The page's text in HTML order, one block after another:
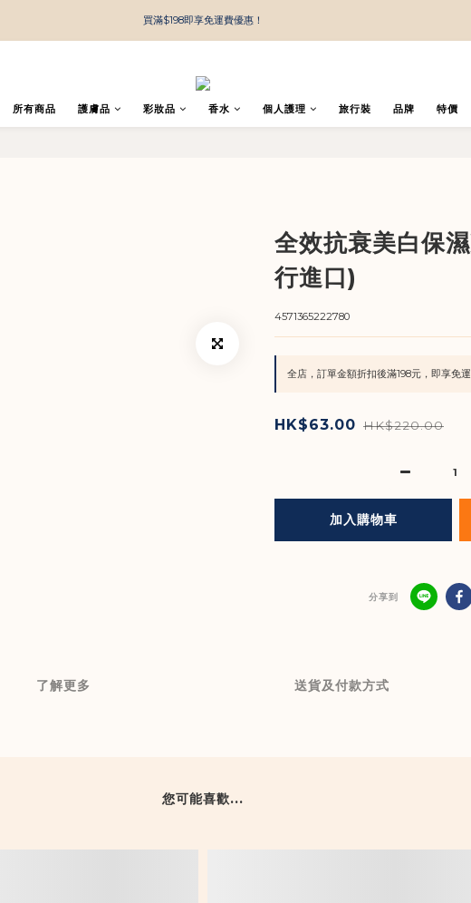
買滿$198即享免運費優惠！
所有商品 護膚品 彩妝品 香水 個人護理 旅行裝 品牌 特價
全效抗衰美白保
行進口)
4571365222780
全店，訂單金額折扣後滿198元，即享免
HK$63.00 HK$220.00
加入購物車
分享到
了解更多 送貨及付款方式
您可能喜歡...